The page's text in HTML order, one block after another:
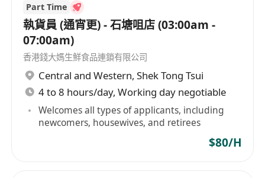
Part Time
執貨員 (通宵更) - 石塘咀店 (03:00am -
07:00am)
香港錢大媽生鮮食品連鎖有限公司
Central and Western, Shek Tong Tsui
4 to 8 hours/day, Working day negotiable
Welcomes all types of applicants, including
newcomers, housewives, and retirees
$80/H